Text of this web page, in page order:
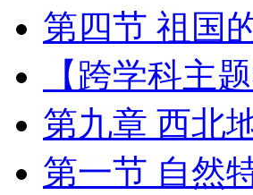
第四节 祖国
【跨学科主
第九章 西北
第一节 自然